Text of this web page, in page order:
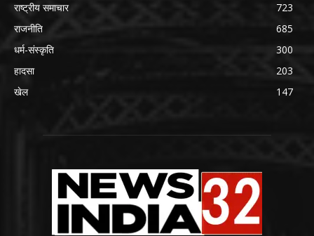
राष्ट्रीय समाचार
723
राजनीति
685
धर्म-संस्कृति
300
हादसा
203
खेल
147